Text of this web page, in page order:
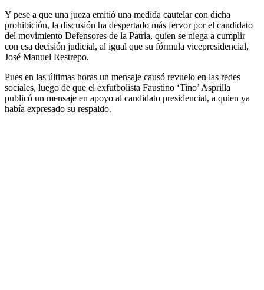
Y pese a que una jueza emitió una medida cautelar con dicha
prohibición, la discusión ha despertado más fervor por el candidato
del movimiento Defensores de la Patria, quien se niega a cumplir
con esa decisión judicial, al igual que su fórmula vicepresidencial,
José Manuel Restrepo.
Pues en las últimas horas un mensaje causó revuelo en las redes
sociales, luego de que el exfutbolista Faustino ‘Tino’ Asprilla
publicó un mensaje en apoyo al candidato presidencial, a quien ya
había expresado su respaldo.